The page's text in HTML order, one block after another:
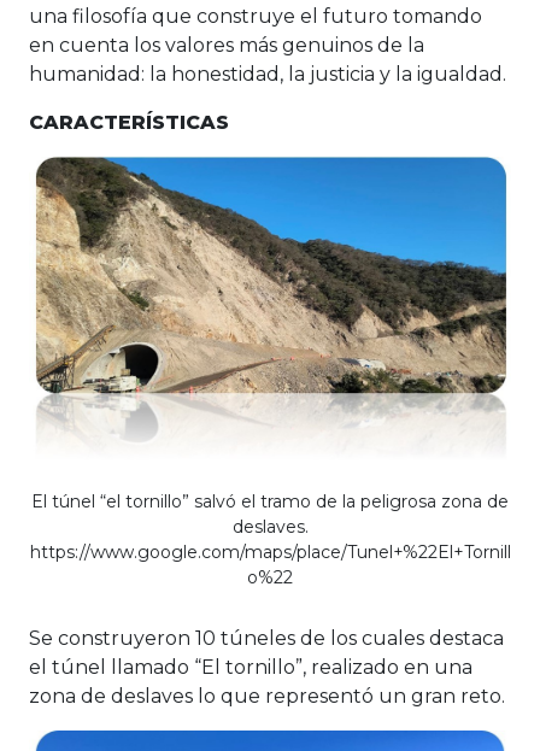
una filosofía que construye el futuro tomando
en cuenta los valores más genuinos de la
humanidad: la honestidad, la justicia y la igualdad.
CARACTERÍSTICAS
El túnel “el tornillo” salvó el tramo de la peligrosa zona de
deslaves.
https://www.google.com/maps/place/Tunel+%22El+Tornill
o%22
Se construyeron 10 túneles de los cuales destaca
el túnel llamado “El tornillo”, realizado en una
zona de deslaves lo que representó un gran reto.